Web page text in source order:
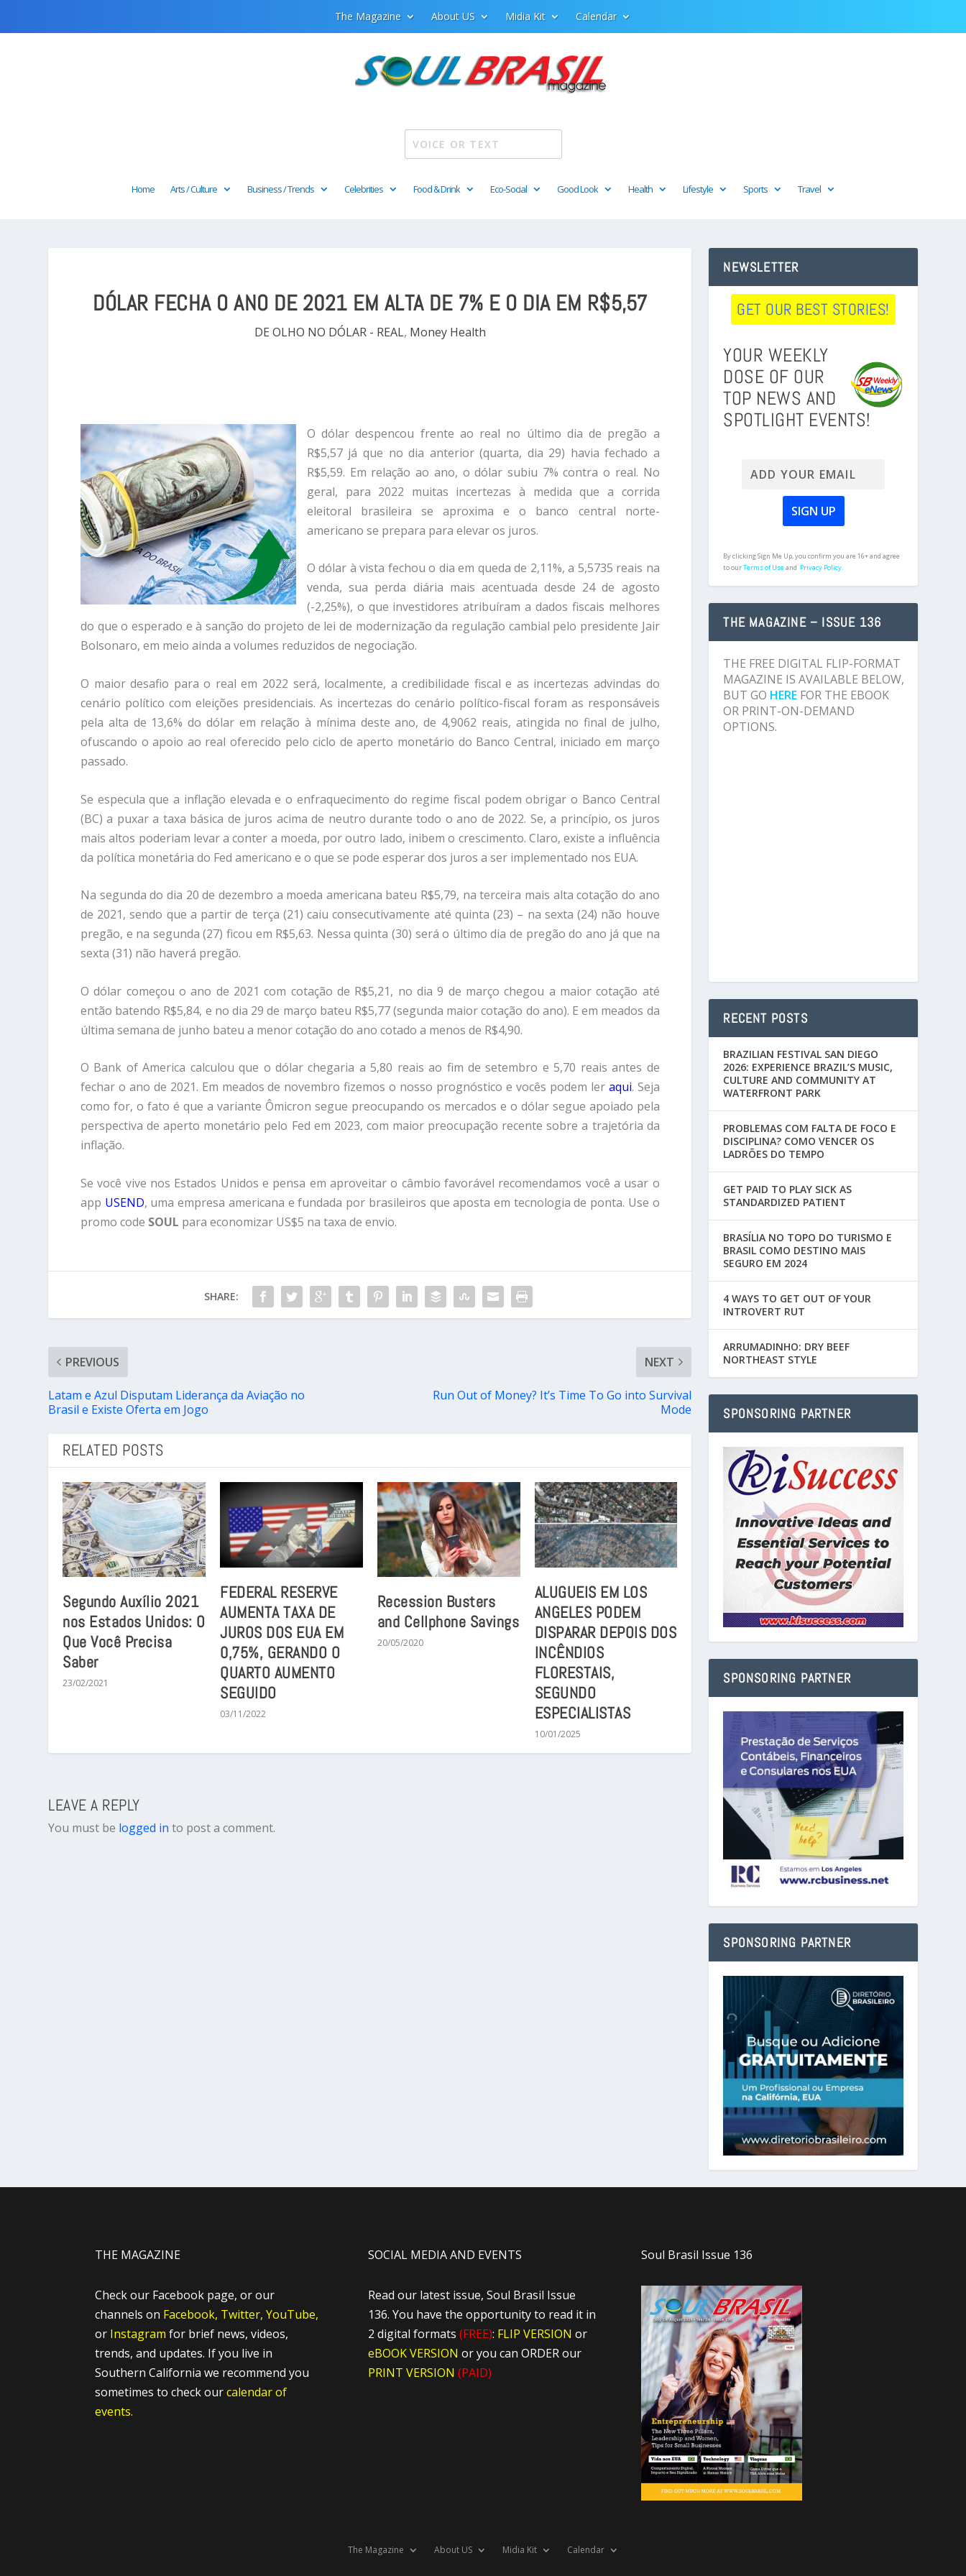
The Magazine About US Midia Kit Calendar
Home Arts / Culture Business / Trends Celebrities Food & Drink Eco-Social Good Look Health Lifestyle Sports Travel
DÓLAR FECHA O ANO DE 2021 EM ALTA DE 7% E O DIA EM R$5,57
DE OLHO NO DÓLAR - REAL, Money Health
O dólar despencou frente ao real no último dia de pregão a
R$5,57 já que no dia anterior (quarta, dia 29) havia fechado a
R$5,59. Em relação ao ano, o dólar subiu 7% contra o real. No
geral, para 2022 muitas incertezas à medida que a corrida
eleitoral brasileira se aproxima e o banco central norte-
americano se prepara para elevar os juros.
O dólar à vista fechou o dia em queda de 2,11%, a 5,5735 reais na
venda, sua perda diária mais acentuada desde 24 de agosto
(-2,25%), o que investidores atribuíram a dados fiscais melhores
do que o esperado e à sanção do projeto de lei de modernização da regulação cambial pelo presidente Jair
Bolsonaro, em meio ainda a volumes reduzidos de negociação.
O maior desafio para o real em 2022 será, localmente, a credibilidade fiscal e as incertezas advindas do
cenário político com eleições presidenciais. As incertezas do cenário político-fiscal foram as responsáveis
pela alta de 13,6% do dólar em relação à mínima deste ano, de 4,9062 reais, atingida no final de julho,
ofuscando o apoio ao real oferecido pelo ciclo de aperto monetário do Banco Central, iniciado em março
passado.
Se especula que a inflação elevada e o enfraquecimento do regime fiscal podem obrigar o Banco Central
(BC) a puxar a taxa básica de juros acima de neutro durante todo o ano de 2022. Se, a princípio, os juros
mais altos poderiam levar a conter a moeda, por outro lado, inibem o crescimento. Claro, existe a influência
da política monetária do Fed americano e o que se pode esperar dos juros a ser implementado nos EUA.
Na segunda do dia 20 de dezembro a moeda americana bateu R$5,79, na terceira mais alta cotação do ano
de 2021, sendo que a partir de terça (21) caiu consecutivamente até quinta (23) – na sexta (24) não houve
pregão, e na segunda (27) ficou em R$5,63. Nessa quinta (30) será o último dia de pregão do ano já que na
sexta (31) não haverá pregão.
O dólar começou o ano de 2021 com cotação de R$5,21, no dia 9 de março chegou a maior cotação até
então batendo R$5,84, e no dia 29 de março bateu R$5,77 (segunda maior cotação do ano). E em meados da
última semana de junho bateu a menor cotação do ano cotado a menos de R$4,90.
O Bank of America calculou que o dólar chegaria a 5,80 reais ao fim de setembro e 5,70 reais antes de
fechar o ano de 2021. Em meados de novembro fizemos o nosso prognóstico e vocês podem ler aqui. Seja
como for, o fato é que a variante Ômicron segue preocupando os mercados e o dólar segue apoiado pela
perspectiva de aperto monetário pelo Fed em 2023, com maior preocupação recente sobre a trajetória da
inflação.
Se você vive nos Estados Unidos e pensa em aproveitar o câmbio favorável recomendamos você a usar o
app USEND, uma empresa americana e fundada por brasileiros que aposta em tecnologia de ponta. Use o
promo code SOUL para economizar US$5 na taxa de envio.
SHARE:
PREVIOUS
Latam e Azul Disputam Liderança da Aviação no
Brasil e Existe Oferta em Jogo
NEXT
Run Out of Money? It’s Time To Go into Survival
Mode
RELATED POSTS
Segundo Auxílio 2021
nos Estados Unidos: O
Que Você Precisa
Saber
23/02/2021
FEDERAL RESERVE
AUMENTA TAXA DE
JUROS DOS EUA EM
0,75%, GERANDO O
QUARTO AUMENTO
SEGUIDO
03/11/2022
Recession Busters
and Cellphone Savings
20/05/2020
ALUGUEIS EM LOS
ANGELES PODEM
DISPARAR DEPOIS DOS
INCÊNDIOS
FLORESTAIS,
SEGUNDO
ESPECIALISTAS
10/01/2025
LEAVE A REPLY
You must be logged in to post a comment.
NEWSLETTER
GET OUR BEST STORIES!
YOUR WEEKLY
DOSE OF OUR
TOP NEWS AND
SPOTLIGHT EVENTS!
By clicking Sign Me Up, you confirm you are 16+ and agree
to ourTerms of Useand Privacy Policy.
THE MAGAZINE – ISSUE 136
THE FREE DIGITAL FLIP-FORMAT
MAGAZINE IS AVAILABLE BELOW,
BUT GO HERE FOR THE EBOOK
OR PRINT-ON-DEMAND
OPTIONS.
RECENT POSTS
BRAZILIAN FESTIVAL SAN DIEGO
2026: EXPERIENCE BRAZIL’S MUSIC,
CULTURE AND COMMUNITY AT
WATERFRONT PARK
PROBLEMAS COM FALTA DE FOCO E
DISCIPLINA? COMO VENCER OS
LADRÕES DO TEMPO
GET PAID TO PLAY SICK AS
STANDARDIZED PATIENT
BRASÍLIA NO TOPO DO TURISMO E
BRASIL COMO DESTINO MAIS
SEGURO EM 2024
4 WAYS TO GET OUT OF YOUR
INTROVERT RUT
ARRUMADINHO: DRY BEEF
NORTHEAST STYLE
SPONSORING PARTNER
SPONSORING PARTNER
SPONSORING PARTNER
THE MAGAZINE
Check our Facebook page, or our
channels on Facebook, Twitter, YouTube,
or Instagram for brief news, videos,
trends, and updates. If you live in
Southern California we recommend you
sometimes to check ourcalendar of
events.
SOCIAL MEDIA AND EVENTS
Read our latest issue, Soul Brasil Issue
136. You have the opportunity to read it in
2 digital formats (FREE): FLIP VERSION or
eBOOK VERSION or you can ORDER our
PRINT VERSION (PAID)
Soul Brasil Issue 136
The Magazine About US Midia Kit Calendar